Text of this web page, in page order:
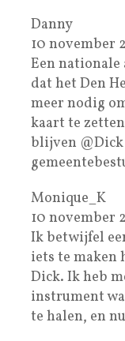
Danny
10 november
Een
dat het Den
meer nodig
kaart te
blijven
Monique_K
10 november
Ik betwijfel
iets te maken
Dick. Ik heb
instrument
te halen, en